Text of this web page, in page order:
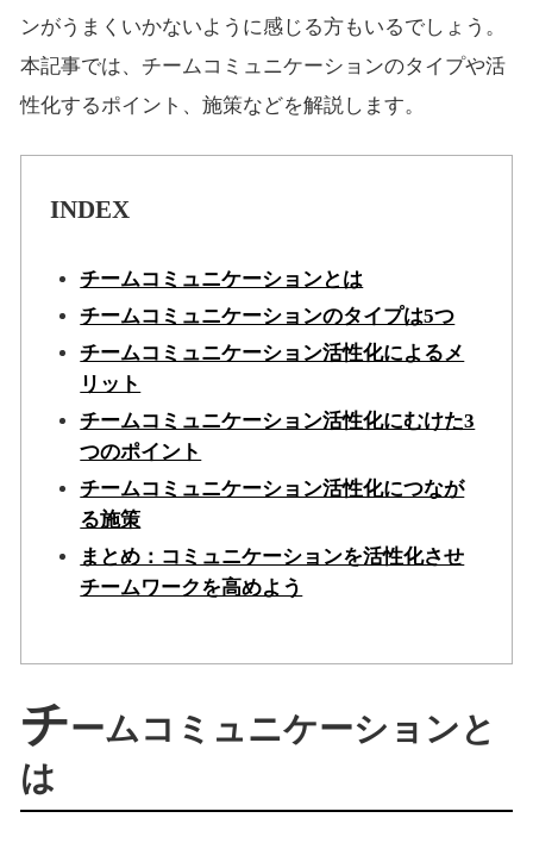
ンがうまくいかないように感じる方もいるでしょう。
本記事では、チームコミュニケーションのタイプや活
性化するポイント、施策などを解説します。
INDEX
チームコミュニケーションとは
チームコミュニケーションのタイプは5つ
チームコミュニケーション活性化によるメ
リット
チームコミュニケーション活性化にむけた3
つのポイント
チームコミュニケーション活性化につなが
る施策
まとめ：コミュニケーションを活性化させ
チームワークを高めよう
チームコミュニケーションと
は